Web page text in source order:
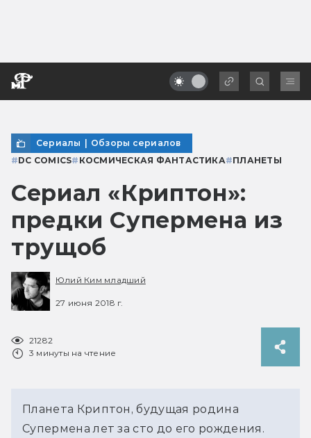
Сериалы | Обзоры сериалов
#DC COMICS# КОСМИЧЕСКАЯ ФАНТАСТИКА#ПЛАНЕТЫ
Сериал «Криптон»:
предки Супермена из
трущоб
Юлий Ким младший
27 июня 2018 г.
21282
3 минуты на чтение
Планета Криптон, будущая родина
Супермена лет за сто до его рождения.